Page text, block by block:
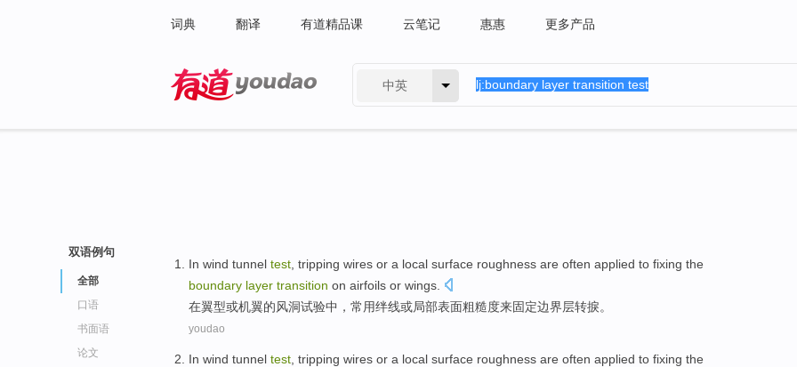
词典 翻译 有道精品课 云笔记 惠惠 更多产品
中英
双语例句
全部
口语
书面语
论文
In wind tunnel test tripping wires or a local surface roughness are often applied to fixing the
boundary layer transition on airfoils or wings
在翼型或机翼的风洞试验中， 常用绊线或局部表面粗糙度来固定边界层转捩。
youdao
In wind tunnel test tripping wires or a local surface roughness are often applied to fixing the